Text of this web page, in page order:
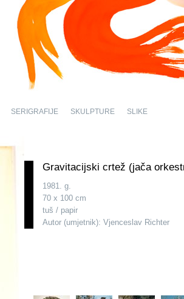
SERIGRAFIJE SKULPTURE
SLIKE
Gravitacijski crtež (jača
1981. g.
70 x 100 cm
tuš / papir
Autor (umjetnik): Vjenceslav Richter